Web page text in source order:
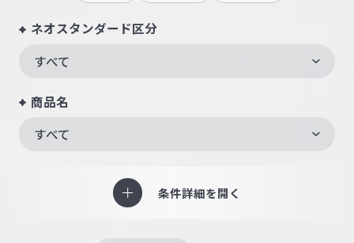
ネオスタンダード区分
すべて
商品名
すべて
条件詳細を開く